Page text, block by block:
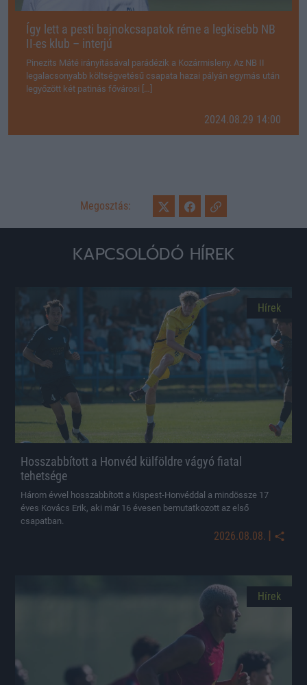
Így lett a pesti bajnokcsapatok réme a legkisebb NB
II-es klub – interjú
Pinezits Máté irányításával parádézik a Kozármisleny. Az NB II
legalacsonyabb költségvetésű csapata hazai pályán egymás után
legyőzött két patinás fővárosi […]
2024.08.29 14:00
Megosztás:
KAPCSOLÓDÓ HÍREK
Hírek
Hosszabbított a Honvéd külföldre vágyó fiatal
tehetsége
Három évvel hosszabbított a Kispest-Honvéddal a mindössze 17
éves Kovács Erik, aki már 16 évesen bemutatkozott az első
csapatban.
2026.08.08. |
Hírek